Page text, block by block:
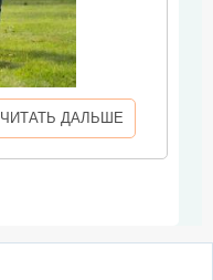
ЧИТАТЬ ДАЛЬШЕ